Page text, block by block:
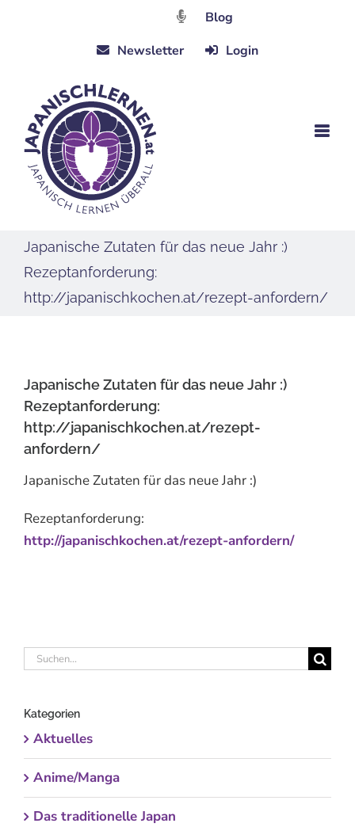
Blog
Newsletter
Login
Japanische Zutaten für das neue Jahr :)
Rezeptanforderung:
http://japanischkochen.at/rezept-anfordern/
Japanische Zutaten für das neue Jahr :)
Rezeptanforderung:
http://japanischkochen.at/rezept-
anfordern/
Japanische Zutaten für das neue Jahr :)
Rezeptanforderung:
http://japanischkochen.at/rezept-anfordern/
Suche
Kategorien
Aktuelles
Anime/Manga
Das traditionelle Japan